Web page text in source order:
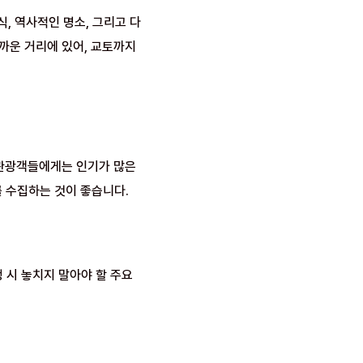
, 역사적인 명소, 그리고 다
운 거리에 있어, 교토까지
객들에게는 인기가 많은
수집하는 것이 좋습니다.
시 놓치지 말아야 할 주요